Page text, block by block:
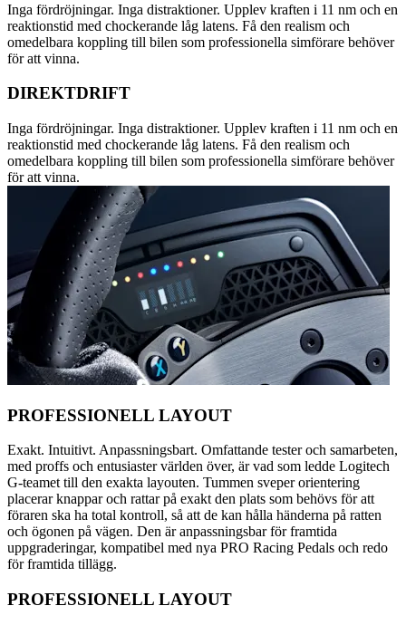
Inga fördröjningar. Inga distraktioner. Upplev kraften i 11 nm och en
reaktionstid med chockerande låg latens. Få den realism och
omedelbara koppling till bilen som professionella simförare behöver
för att vinna.
DIREKTDRIFT
Inga fördröjningar. Inga distraktioner. Upplev kraften i 11 nm och en
reaktionstid med chockerande låg latens. Få den realism och
omedelbara koppling till bilen som professionella simförare behöver
för att vinna.
PROFESSIONELL LAYOUT
Exakt. Intuitivt. Anpassningsbart. Omfattande tester och samarbeten,
med proffs och entusiaster världen över, är vad som ledde Logitech
G-teamet till den exakta layouten. Tummen sveper orientering
placerar knappar och rattar på exakt den plats som behövs för att
föraren ska ha total kontroll, så att de kan hålla händerna på ratten
och ögonen på vägen. Den är anpassningsbar för framtida
uppgraderingar, kompatibel med nya PRO Racing Pedals och redo
för framtida tillägg.
PROFESSIONELL LAYOUT